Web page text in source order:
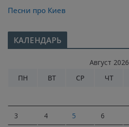
Песни про Киев
КАЛЕНДАРЬ
Август 2026
ПН
ВТ СР ЧТ
3 4 5 6